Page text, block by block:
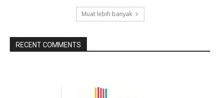
Muat lebih banyak
RECENT COMMENTS